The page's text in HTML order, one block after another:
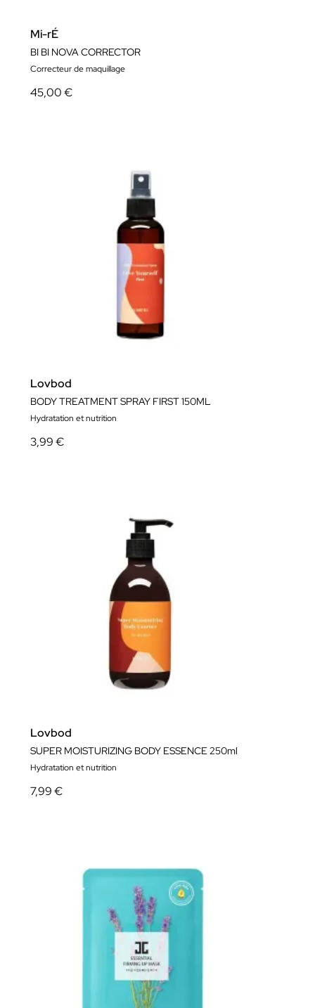
Mi-rÉ
BI BI NOVA CORRECTOR
Correcteur de maquillage
45,00 €
Lovbod
BODY TREATMENT SPRAY FIRST 150ML
Hydratation et nutrition
3,99 €
Lovbod
SUPER MOISTURIZING BODY ESSENCE 250ml
Hydratation et nutrition
7,99 €